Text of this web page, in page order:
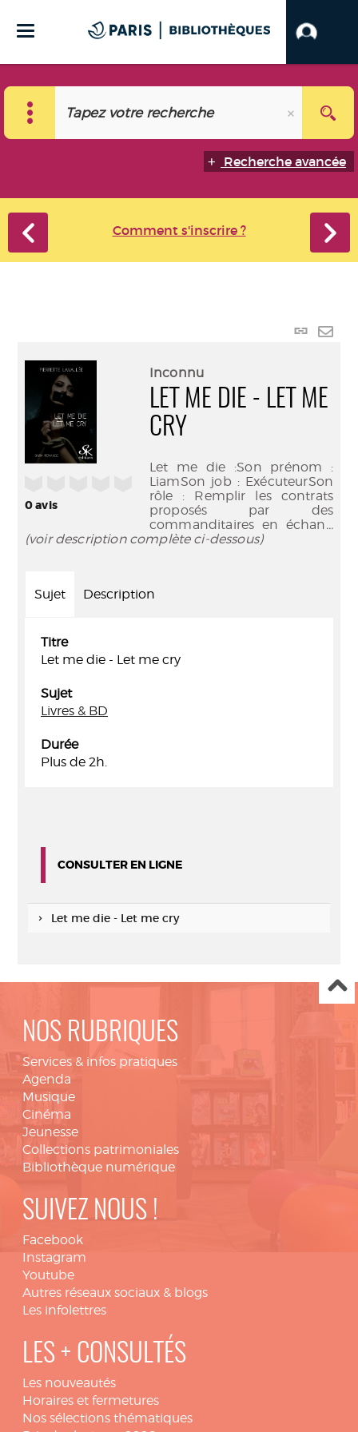
Recherche avancée
Comment s'inscrire ?
Lien
mail
0avis
Inconnu
LET ME DIE - LET ME
CRY
Let me die :Son prénom :
LiamSon job : ExécuteurSon
rôle : Remplir les contrats
proposés par des
commanditaires en échan...
(voir description complète ci-dessous)
Sujet Description
Titre
Let me die - Let me cry
Sujet
Livres & BD
Durée
Plus de 2h.
CONSULTER EN LIGNE
Let me die - Let me cry
NOS RUBRIQUES
Services & infos pratiques
Agenda
Musique
Cinéma
Jeunesse
Collections patrimoniales
Bibliothèque numérique
SUIVEZ NOUS !
Facebook
Instagram
Youtube
Autres réseaux sociaux & blogs
Les infolettres
LES + CONSULTÉS
Les nouveautés
Horaires et fermetures
Nos sélections thématiques